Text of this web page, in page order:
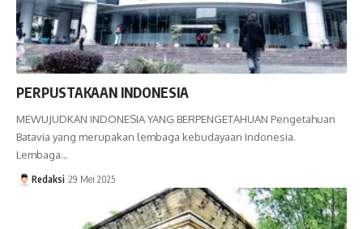
PERPUSTAKAAN INDONESIA
MEWUJUDKAN INDONESIA YANG BERPENGETAHUAN Pengetahuan
Batavia yang merupakan lembaga kebudayaan Indonesia.
Lembaga…
Redaksi 29 Mei 2025